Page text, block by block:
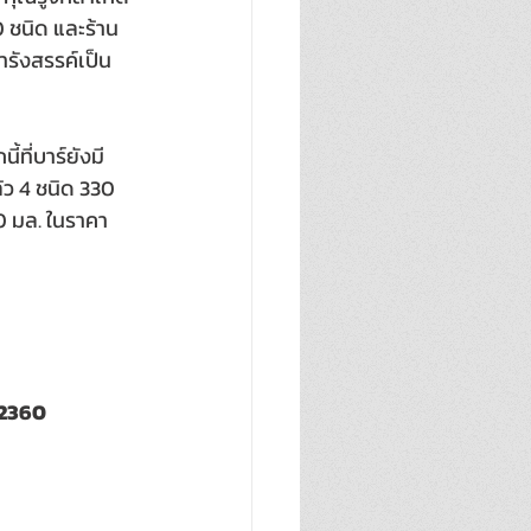
นิด และร้าน
รังสรรค์เป็น
นี้ที่บาร์ยังมี
4 ชนิด 330
ล. ในราคา